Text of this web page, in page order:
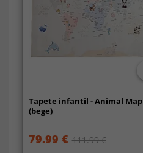
Tapete infantil - Animal Map
(bege)
79.99 € 111.99 €